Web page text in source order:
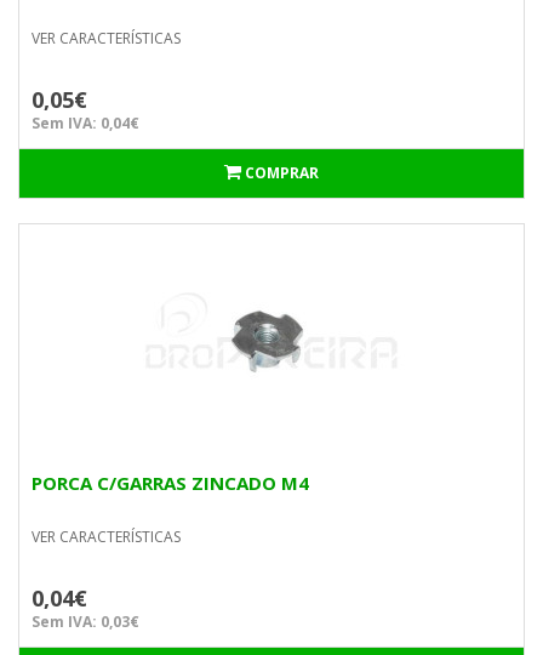
VER CARACTERÍSTICAS
0,05€
Sem IVA: 0,04€
COMPRAR
PORCA C/GARRAS ZINCADO M4
VER CARACTERÍSTICAS
0,04€
Sem IVA: 0,03€